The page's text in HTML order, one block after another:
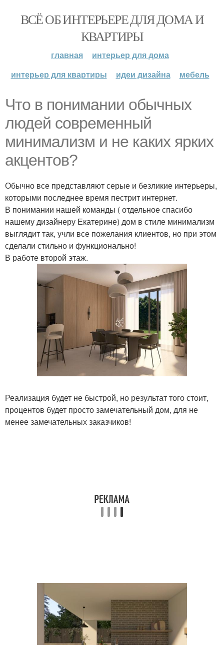
ВСЁ ОБ ИНТЕРЬЕРЕ ДЛЯ ДОМА И
КВАРТИРЫ
главная
интерьер для дома
интерьер для квартиры
идеи дизайна мебель
Что в понимании обычных
людей современный
минимализм и не каких ярких
акцентов?
Обычно все представляют серые и безликие интерьеры,
которыми последнее время пестрит интернет.
В понимании нашей команды ( отдельное спасибо
нашему дизайнеру Екатерине) дом в стиле минимализм
выглядит так, учли все пожелания клиентов, но при этом
сделали стильно и функционально!
В работе второй этаж.
Реализация будет не быстрой, но результат того стоит,
процентов будет просто замечательный дом, для не
менее замечательных заказчиков!